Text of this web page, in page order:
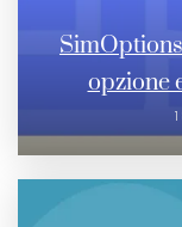
opzione